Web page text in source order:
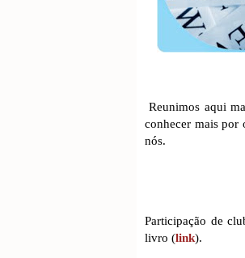
Reunimos aqui
conhecer mais por
nós.
Participação de
livro (link).